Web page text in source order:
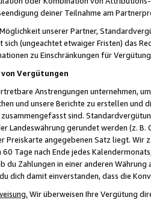
deiner Teilnahme am
unserer Partner,
sich (ungeachtet etwaiger Fristen) das
zu Einschränkungen für
Vergütungen
Anstrengungen unternehmen,
und unsere Berichte zu erstellen und
sind.
Landeswährung gerundet werden (z.
Preiskarte angegebenen Satz liegt.
Tage nach Ende jedes
du Zahlungen in einer anderen
dich damit einverstanden, dass die
Wir überweisen Ihre Vergütung